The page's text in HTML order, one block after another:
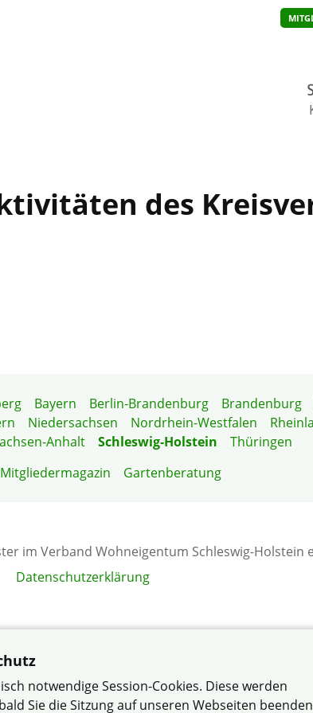
des
Bayern Berlin-Brandenburg Brandenburg
Niedersachsen Nordrhein-Westfalen
Anhalt Schleswig-Holstein
Thüringen
Mitgliedermagazin
Gartenberatung
im Verband Wohneigentum Schleswig-Holstein
Datenschutzerklärung
notwendige Session-Cookies. Diese werden
Sie die Sitzung auf unseren Webseiten beenden